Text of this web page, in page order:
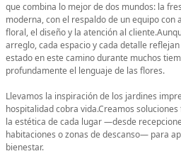
que combina lo mejor de dos mundos: la
moderna, con el respaldo de un equipo con
floral, el diseño y la atención al
arreglo, cada espacio y cada detalle
estado en este camino durante muchos
profundamente el lenguaje de las flores.
Llevamos la inspiración de los jardines
hospitalidad cobra vida.Creamos
la estética de cada lugar —desde
habitaciones o zonas de descanso— para
bienestar.